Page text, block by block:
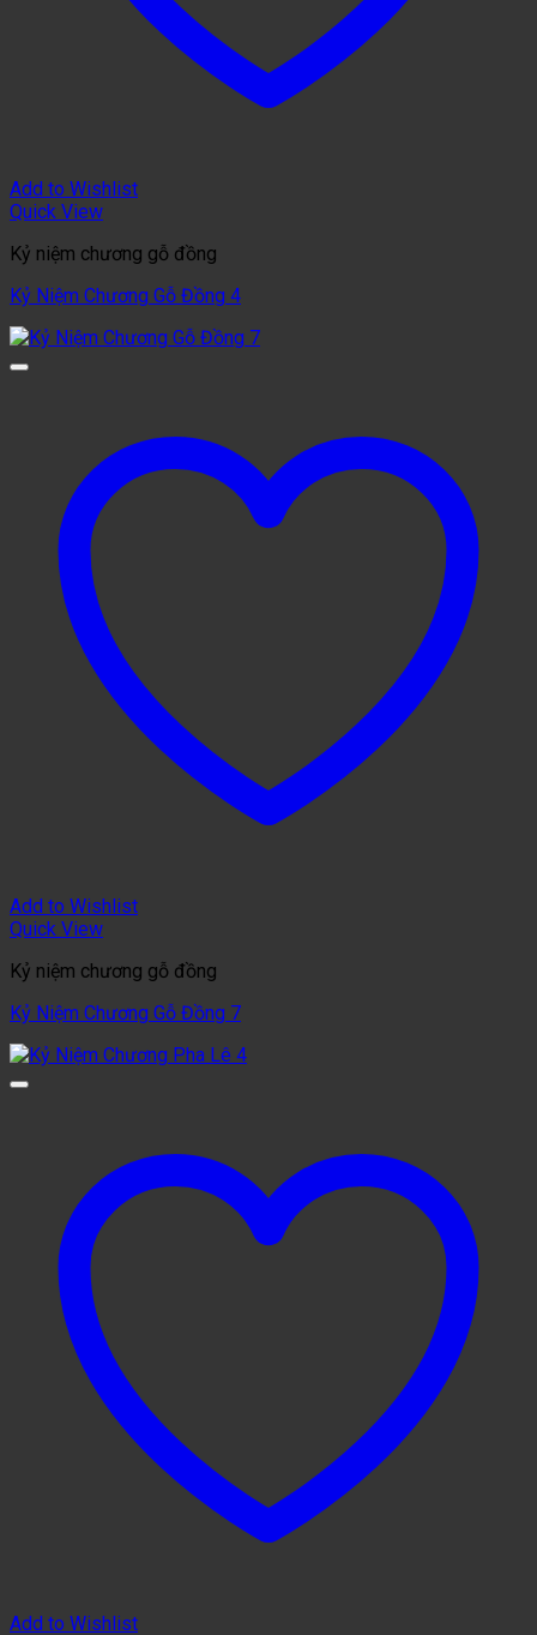
Add to Wishlist
Quick View
Kỷ niệm chương gỗ đồng
Kỷ Niệm Chương Gỗ Đồng 4
Add to Wishlist
Quick View
Kỷ niệm chương gỗ đồng
Kỷ Niệm Chương Gỗ Đồng 7
Add to Wishlist